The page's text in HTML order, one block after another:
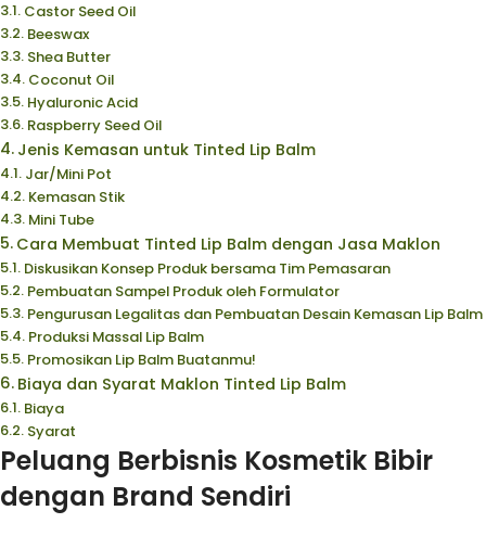
Castor Seed Oil
Beeswax
Shea Butter
Coconut Oil
Hyaluronic Acid
Raspberry Seed Oil
Jenis Kemasan untuk Tinted Lip Balm
Jar/Mini Pot
Kemasan Stik
Mini Tube
Cara Membuat Tinted Lip Balm dengan Jasa Maklon
Diskusikan Konsep Produk bersama Tim Pemasaran
Pembuatan Sampel Produk oleh Formulator
Pengurusan Legalitas dan Pembuatan Desain Kemasan Lip Balm
Produksi Massal Lip Balm
Promosikan Lip Balm Buatanmu!
Biaya dan Syarat Maklon Tinted Lip Balm
Biaya
Syarat
Peluang Berbisnis Kosmetik Bibir
dengan Brand Sendiri